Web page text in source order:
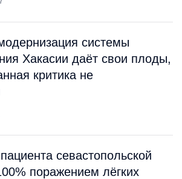
системы
Хакасии даёт свои плоды,
критика не
севастопольской
поражением лёгких